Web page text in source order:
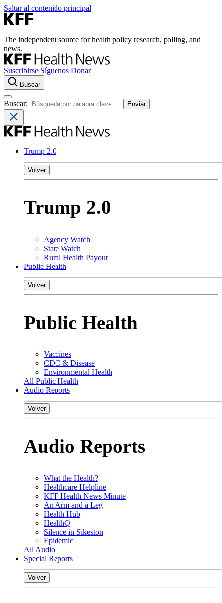
Saltar al contenido principal
The independent source for health policy research, polling, and
news.
Suscribirse Síguenos Donar
Buscar
Buscar:
Trump 2.0
Volver
Trump 2.0
Agency Watch
State Watch
Rural Health Payout
Public Health
Volver
Public Health
Vaccines
CDC & Disease
Environmental Health
All Public Health
Audio Reports
Volver
Audio Reports
What the Health?
Healthcare Helpline
KFF Health News Minute
An Arm and a Leg
Health Hub
HealthQ
Silence in Sikeston
Epidemic
All Audio
Special Reports
Volver